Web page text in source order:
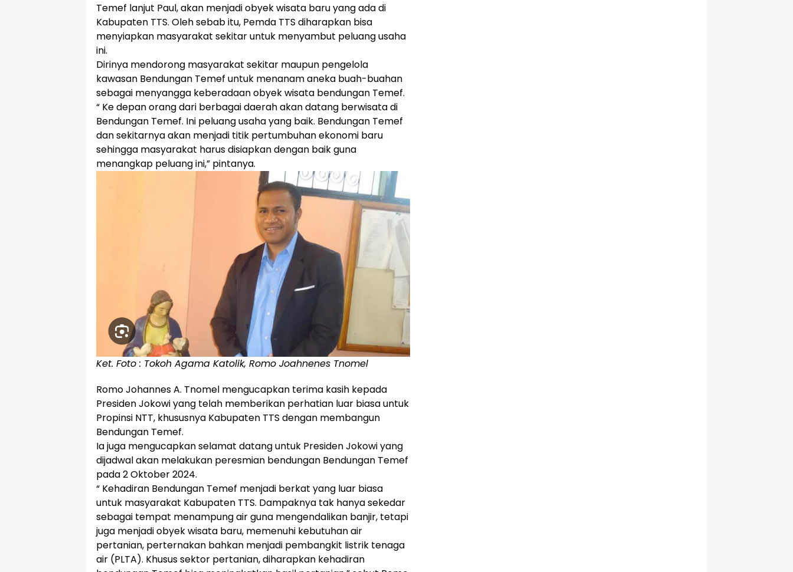
Temef lanjut Paul, akan menjadi obyek wisata baru yang ada di
Kabupaten TTS. Oleh sebab itu, Pemda TTS diharapkan bisa
menyiapkan masyarakat sekitar untuk menyambut peluang usaha
ini.
Dirinya mendorong masyarakat sekitar maupun pengelola
kawasan Bendungan Temef untuk menanam aneka buah-buahan
sebagai menyangga keberadaan obyek wisata bendungan Temef.
“ Ke depan orang dari berbagai daerah akan datang berwisata di
Bendungan Temef. Ini peluang usaha yang baik. Bendungan Temef
dan sekitarnya akan menjadi titik pertumbuhan ekonomi baru
sehingga masyarakat harus disiapkan dengan baik guna
menangkap peluang ini,” pintanya.
Ket. Foto : Tokoh Agama Katolik, Romo Joahnenes Tnomel
Romo Johannes A. Tnomel mengucapkan terima kasih kepada
Presiden Jokowi yang telah memberikan perhatian luar biasa untuk
Propinsi NTT, khususnya Kabupaten TTS dengan membangun
Bendungan Temef.
Ia juga mengucapkan selamat datang untuk Presiden Jokowi yang
dijadwal akan melakukan peresmian bendungan Bendungan Temef
pada 2 Oktober 2024.
“ Kehadiran Bendungan Temef menjadi berkat yang luar biasa
untuk masyarakat Kabupaten TTS. Dampaknya tak hanya sekedar
sebagai tempat menampung air guna mengendalikan banjir, tetapi
juga menjadi obyek wisata baru, memenuhi kebutuhan air
pertanian, perternakan bahkan menjadi pembangkit listrik tenaga
air (PLTA). Khusus sektor pertanian, diharapkan kehadiran